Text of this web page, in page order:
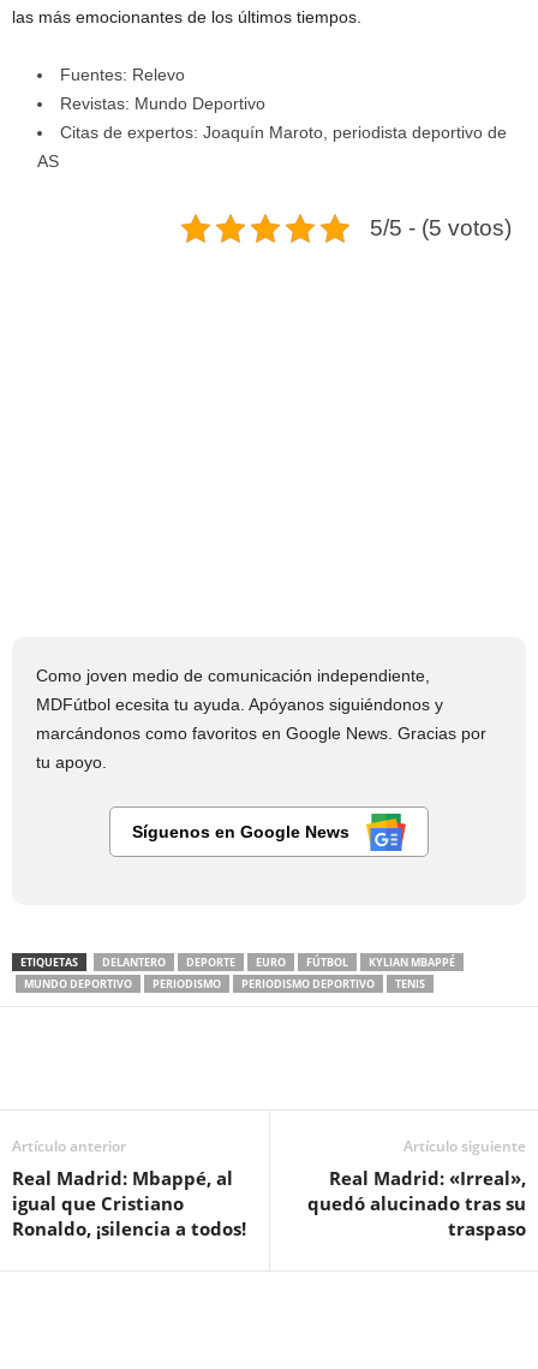
las más emocionantes de los últimos tiempos.
Fuentes: Relevo
Revistas: Mundo Deportivo
Citas de expertos: Joaquín Maroto, periodista deportivo de
AS
5/5 - (5 votos)
Como joven medio de comunicación independiente,
MDFútbol ecesita tu ayuda. Apóyanos siguiéndonos y
marcándonos como favoritos en Google News. Gracias por
tu apoyo.
Síguenos en Google News
ETIQUETAS DELANTERO DEPORTE EURO FÚTBOL
KYLIAN MBAPPÉ
MUNDO DEPORTIVO
PERIODISMO PERIODISMO DEPORTIVO TENIS
Artículo anterior
Real Madrid: Mbappé, al
igual que Cristiano
Ronaldo, ¡silencia a todos!
Artículo siguiente
Real Madrid: «Irreal»,
quedó alucinado tras su
traspaso